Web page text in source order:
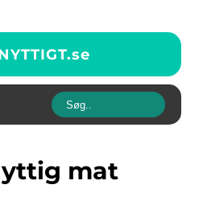
se
mat